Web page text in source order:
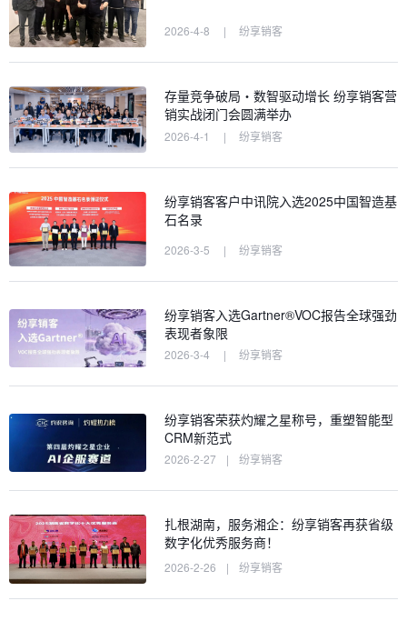
2026-4-8 | 纷享销客
存量竞争破局・数智驱动增长 纷享销客营
销实战闭门会圆满举办
2026-4-1 | 纷享销客
纷享销客客户中讯院入选2025中国智造基
石名录
2026-3-5 | 纷享销客
纷享销客入选Gartner®VOC报告全球强劲
表现者象限
2026-3-4 | 纷享销客
纷享销客荣获灼耀之星称号，重塑智能型
CRM新范式
2026-2-27 | 纷享销客
扎根湖南，服务湘企：纷享销客再获省级
数字化优秀服务商！
2026-2-26 | 纷享销客